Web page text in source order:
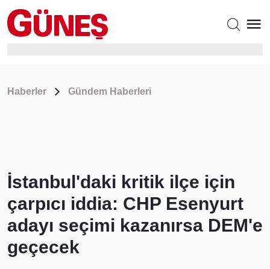
Haberler Gündem Haberleri
İstanbul'daki kritik ilçe için
çarpıcı iddia: CHP Esenyurt
adayı seçimi kazanırsa DEM'e
geçecek